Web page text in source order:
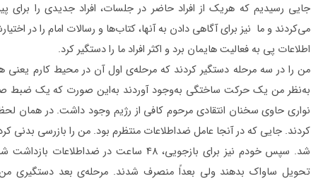
جایی رسیدیم که هریک از افراد حاضر در جلسات، افراد جدیدی را برای
می‌کردند و ما نیز برای آگاهی دادن به آنها، کتاب‌ها و رسالات امام را در
اطلاعات پی به فعالیت هایمان برد و اکثر افراد ما را دستگیر کرد.
من را در سه مرحله دستگیر کردند که مرحله‌ی اول آن در محیط کارم یعنی
به‌نظر من یک حرکت ساختگی به‌وجود آوردند به‌این صورت که یک ضبط
نواری حاوی سخنان انتقادی مرحوم کافی از رژیم وجود داشت. در همان
کردند. جایی که در آنجا عامل ضداطلاعات منتظرم بود. من را بازرسی بدنی
شد. سپس خودم نیز برای بازجویی، 48 ساعت در
تحویل ساواک بدهند ولی بعداً منصرف شدند. مرحله‌ی بعد دستگیری من